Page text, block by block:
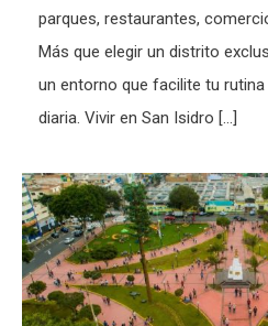
parques, restaurantes,
Más que elegir un distrito
un entorno que facilite tu
diaria. Vivir en San Isidro […]